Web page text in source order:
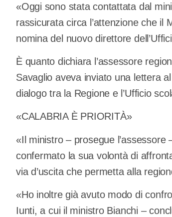
«Oggi sono stata contattata dal
rassicurata circa l’attenzione che il
nomina del nuovo direttore
È quanto dichiara l’assessore
Savaglio aveva inviato una lettera
dialogo tra la Regione e l’Ufficio
«CALABRIA È PRIORITÀ»
«Il ministro – prosegue
confermato la sua volontà di
via d’uscita che permetta alla
«Ho inoltre già avuto modo di
Iunti, a cui il ministro Bianchi –